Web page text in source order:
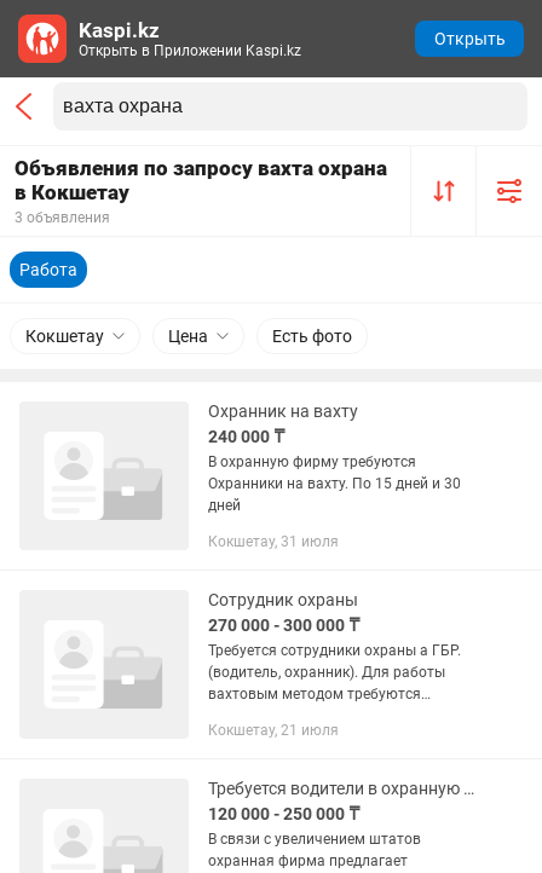
Объявления по запросу вахта охрана
в Кокшетау
3 объявления
Работа
Кокшетау Цена Есть фото
Охранник на вахту
240 000 ₸
В охранную фирму требуются
Охранники на вахту. По 15 дней и 30
дней
Кокшетау, 31 июля
Сотрудник охраны
270 000 - 300 000 ₸
Требуется сотрудники охраны а ГБР.
(водитель, охранник). Для работы
вахтовым методом требуются
тел.
Кокшетау, 21 июля
Требуется водители в охранную фирму
120 000 - 250 000 ₸
В связи с увеличением штатов
охранная фирма предлагает
Kaspi.kz
Открыть в Приложении Kaspi.kz
Открыть